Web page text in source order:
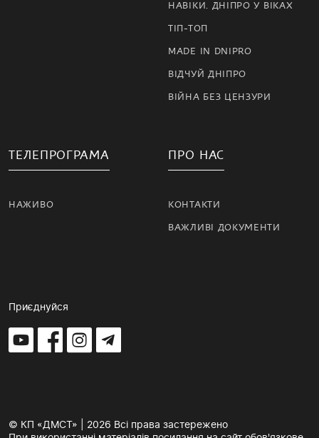
НАВІКИ. ДНІПРО У ВІКАХ
ТІП-ТОП
MADE IN DNIPRO
ВІДЧУЙ ДНІПРО
ВІЙНА БЕЗ ЦЕНЗУРИ
ТЕЛЕПРОГРАМА
НАЖИВО
ПРО НАС
КОНТАКТИ
ВАЖЛИВІ ДОКУМЕНТИ
Приєднуйся
© КП «ДМСТ» | 2026 Всі права застережено